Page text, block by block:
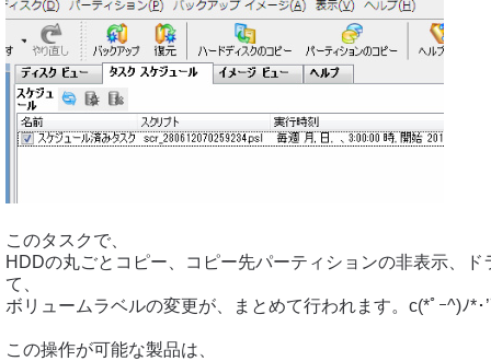
このタスクで、
HDDの丸ごとコピー、コピー先パーティションの非表示、ド
て、
ボリュームラベルの変更が、まとめて行われます。c(*ﾟｰ^)ﾉ*･
この操作が可能な製品は、